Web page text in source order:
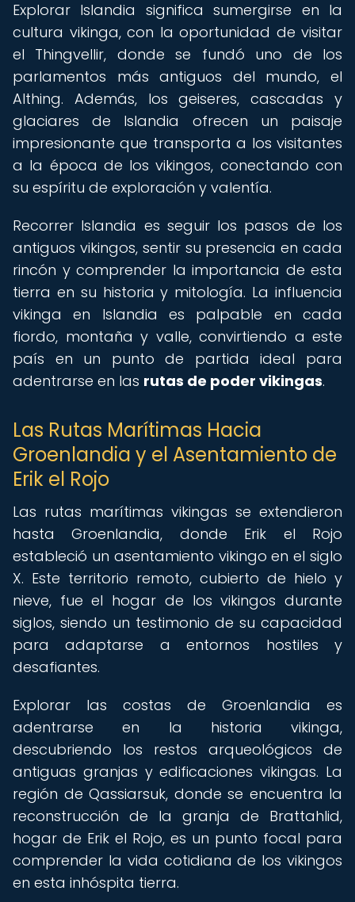
Explorar Islandia significa sumergirse en la
cultura vikinga, con la oportunidad de visitar
el Thingvellir, donde se fundó uno de los
parlamentos más antiguos del mundo, el
Althing. Además, los geiseres, cascadas y
glaciares de Islandia ofrecen un paisaje
impresionante que transporta a los visitantes
a la época de los vikingos, conectando con
su espíritu de exploración y valentía.
Recorrer Islandia es seguir los pasos de los
antiguos vikingos, sentir su presencia en cada
rincón y comprender la importancia de esta
tierra en su historia y mitología. La influencia
vikinga en Islandia es palpable en cada
fiordo, montaña y valle, convirtiendo a este
país en un punto de partida ideal para
adentrarse en las rutas de poder vikingas.
Las Rutas Marítimas Hacia
Groenlandia y el Asentamiento de
Erik el Rojo
Las rutas marítimas vikingas se extendieron
hasta Groenlandia, donde Erik el Rojo
estableció un asentamiento vikingo en el siglo
X. Este territorio remoto, cubierto de hielo y
nieve, fue el hogar de los vikingos durante
siglos, siendo un testimonio de su capacidad
para adaptarse a entornos hostiles y
desafiantes.
Explorar las costas de Groenlandia es
adentrarse en la historia vikinga,
descubriendo los restos arqueológicos de
antiguas granjas y edificaciones vikingas. La
región de Qassiarsuk, donde se encuentra la
reconstrucción de la granja de Brattahlid,
hogar de Erik el Rojo, es un punto focal para
comprender la vida cotidiana de los vikingos
en esta inhóspita tierra.